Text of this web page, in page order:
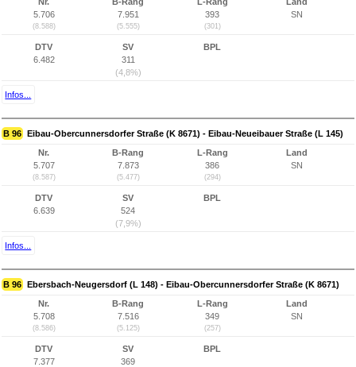
5.706
(8.588)
7.951
(5.555)
393
(301)
SN
DTV
6.482
SV
311
(4,8%)
BPL
Infos...
B 96 Eibau-Obercunnersdorfer Straße (K 8671) - Eibau-Neueibauer Straße (L 145)
Nr.
5.707
(8.587)
B-Rang
7.873
(5.477)
L-Rang
386
(294)
Land
SN
DTV
6.639
SV
524
(7,9%)
BPL
Infos...
B 96 Ebersbach-Neugersdorf (L 148) - Eibau-Obercunnersdorfer Straße (K 8671)
Nr.
5.708
(8.586)
B-Rang
7.516
(5.125)
L-Rang
349
(257)
Land
SN
DTV
7.377
SV
369
BPL